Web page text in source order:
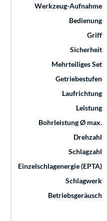
Werkzeug-Aufnahme
Bedienung
Griff
Sicherheit
Mehrteiliges Set
Getriebestufen
Laufrichtung
Leistung
Bohrleistung Ø max.
Drehzahl
Schlagzahl
Einzelschlagenergie (EPTA)
Schlagwerk
Betriebsgeräusch